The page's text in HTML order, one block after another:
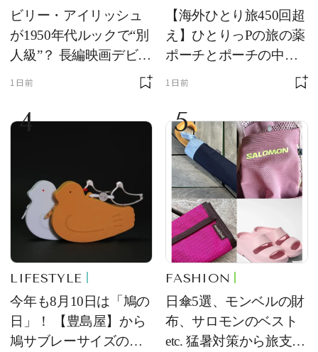
ビリー・アイリッシュ
が1950年代ルックで“別
人級”？ 長編映画デビュ
ー作の現場写真に反響
1日前
【海外ひとり旅450回超
え】ひとりっPの旅の薬
ポーチとポーチの中身
を初公開！ 本当に使え
ム
1日前
4
LIFESTYLE
今年も8月10日は「鳩の
日」！ 【豊島屋】から
鳩サブレーサイズのポ
5
FASHION
日傘5選、モンベルの財
布、サロモンのベスト
etc. 猛暑対策から旅支度